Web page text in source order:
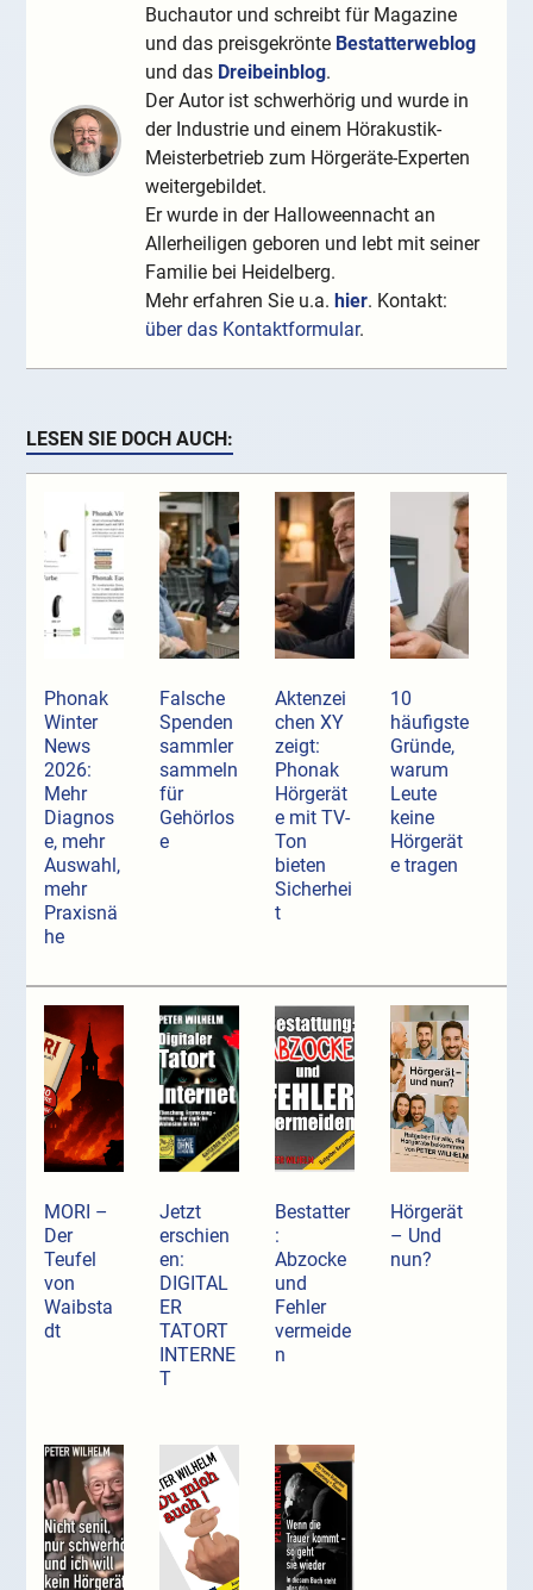
Buchautor und schreibt für Magazine
und das preisgekrönte Bestatterweblog
und das Dreibeinblog.
Der Autor ist schwerhörig und wurde in
der Industrie und einem Hörakustik-
Meisterbetrieb zum Hörgeräte-Experten
weitergebildet.
Er wurde in der Halloweennacht an
Allerheiligen geboren und lebt mit seiner
Familie bei Heidelberg.
Mehr erfahren Sie u.a.hier. Kontakt:
über das Kontaktformular.
LESEN SIE DOCH AUCH:
Phonak
Winter
News
2026:
Mehr
Diagnos
e, mehr
Auswahl,
mehr
Praxisnä
he
Falsche
Spenden
sammler
sammeln
für
Gehörlos
e
Aktenzei
chen XY
zeigt:
Phonak
Hörgerät
e mit TV-
Ton
bieten
Sicherhei
t
10
häufigste
Gründe,
warum
Leute
keine
Hörgerät
e tragen
MORI –
Der
Teufel
von
Waibsta
dt
Jetzt
erschien
en:
DIGITAL
ER
TATORT
INTERNE
T
Bestatter
:
Abzocke
und
Fehler
vermeide
n
Hörgerät
– Und
nun?